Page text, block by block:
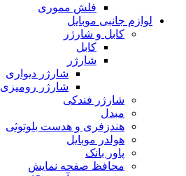
فلش مموری
لوازم جانبی موبایل
کابل و شارژر
کابل
شارژر
شارژر دیواری
شارژر رومیزی
شارژر فندکی
مبدل
هندزفری و هدست بلوتوثی
هولدر موبایل
پاور بانک
محافظ صفحه نمایش